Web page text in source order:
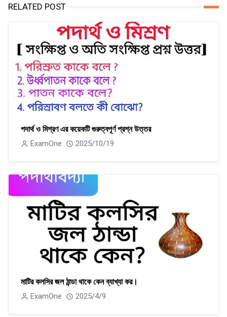
RELATED POST
পদার্থ ও মিশ্রণ এর কয়েকটি গুরুত্বপূর্ণ প্রশ্ন উত্তর
ExamOne 2025/10/19
মাটির কলসির জল ঠান্ডা থাকে কেন ব্যাখ্যা কর।
ExamOne 2025/4/9